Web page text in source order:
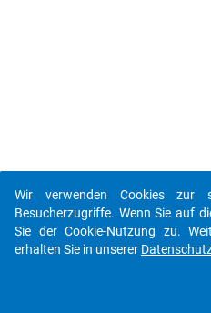
Wir verwenden Cookies zur
Besucherzugriffe. Wenn Sie auf
Sie der Cookie-Nutzung zu.
erhalten Sie in unserer